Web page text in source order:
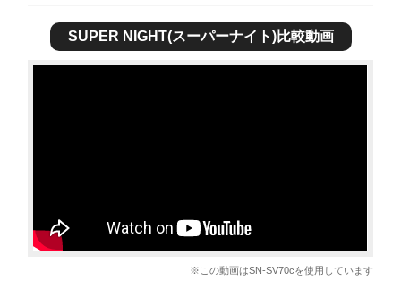
SUPER NIGHT(スーパーナイト)比較動画
※この動画はSN-SV70cを使用しています